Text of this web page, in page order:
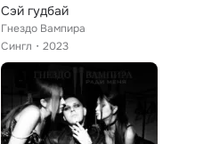
Сэй гудбай
Гнездо Вампира
Сингл
2023